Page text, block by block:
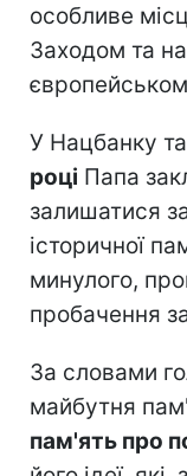
особливе
Заходом та
У Нацбанку
році Папа
залишатися
історичної
минулого,
пробачення
За словами
майбутня
пам'ять про